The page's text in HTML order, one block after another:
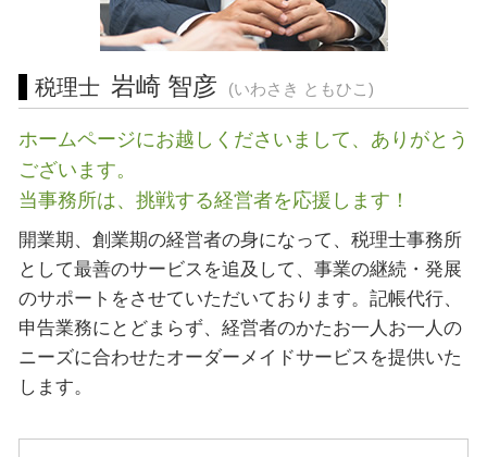
会社設立 横浜市 相談
会社設立 愛知県 税理士
税理士 岩崎 智彦 (いわさき ともひこ)
ホームページにお越しくださいまして、ありがとう
ございます。
当事務所は、挑戦する経営者を応援します！
開業期、創業期の経営者の身になって、税理士事務所
として最善のサービスを追及して、事業の継続・発展
のサポートをさせていただいております。記帳代行、
申告業務にとどまらず、経営者のかたお一人お一人の
ニーズに合わせたオーダーメイドサービスを提供いた
します。